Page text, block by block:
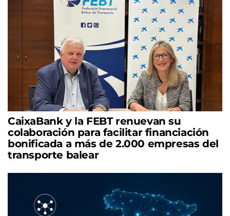
CaixaBank y la FEBT renuevan su
colaboración para facilitar financiación
bonificada a más de 2.000 empresas del
transporte balear